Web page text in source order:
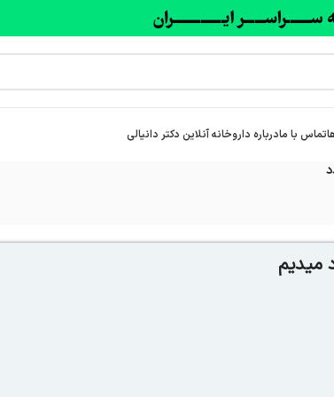
تماس با مادرباره‌ داروخانه آنلاین دکتر دانیالی
میدیم